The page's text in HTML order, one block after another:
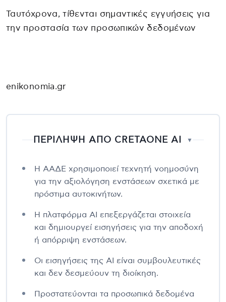
Ταυτόχρονα, τίθενται σημαντικές εγγυήσεις για
την προστασία των προσωπικών δεδομένων
enikonomia.gr
ΠΕΡΙΛΗΨΗ ΑΠΟ CRETAONE AI ▼
Η ΑΑΔΕ χρησιμοποιεί τεχνητή νοημοσύνη
για την αξιολόγηση ενστάσεων σχετικά με
πρόστιμα αυτοκινήτων.
Η πλατφόρμα AI επεξεργάζεται στοιχεία
και δημιουργεί εισηγήσεις για την αποδοχή
ή απόρριψη ενστάσεων.
Οι εισηγήσεις της AI είναι συμβουλευτικές
και δεν δεσμεύουν τη διοίκηση.
Προστατεύονται τα προσωπικά δεδομένα